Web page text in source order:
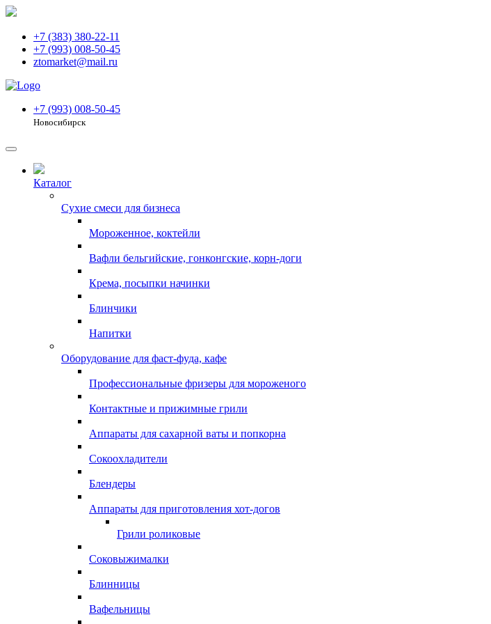
+7 (383) 380-22-11
+7 (993) 008-50-45
ztomarket@mail.ru
+7 (993) 008-50-45
Новосибирск
Каталог
Сухие смеси для бизнеса
Мороженное, коктейли
Вафли бельгийские, гонконгские, корн-доги
Крема, посыпки начинки
Блинчики
Напитки
Оборудование для фаст-фуда, кафе
Профессиональные фризеры для мороженого
Контактные и прижимные грили
Аппараты для сахарной ваты и попкорна
Сокоохладители
Блендеры
Аппараты для приготовления хот-догов
Грили роликовые
Соковыжималки
Блинницы
Вафельницы